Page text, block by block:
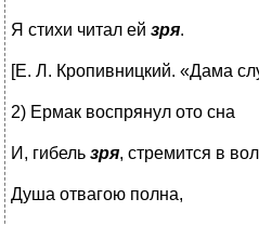
Я стихи читал ей зря.
[Е. Л. Кропивницкий. «Дама
2) Ермак воспрянул ото сна
И, гибель зря, стремится в
Душа отвагою полна,